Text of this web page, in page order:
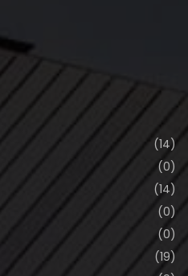
(14)
(0)
(14)
(0)
(0)
(19)